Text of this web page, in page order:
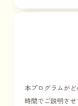
本プログラムが
時間でご説明させ